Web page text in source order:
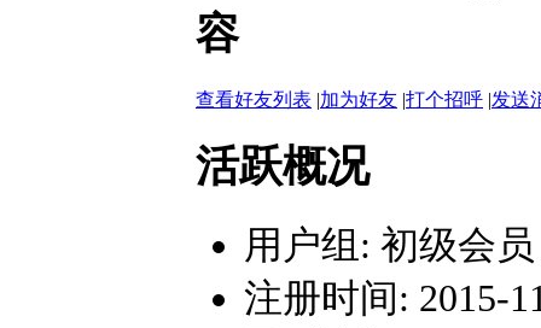
容
查看好友列表 |加为好友 |打个招呼 |发送
活跃概况
用户组: 初级会员
注册时间: 2015-